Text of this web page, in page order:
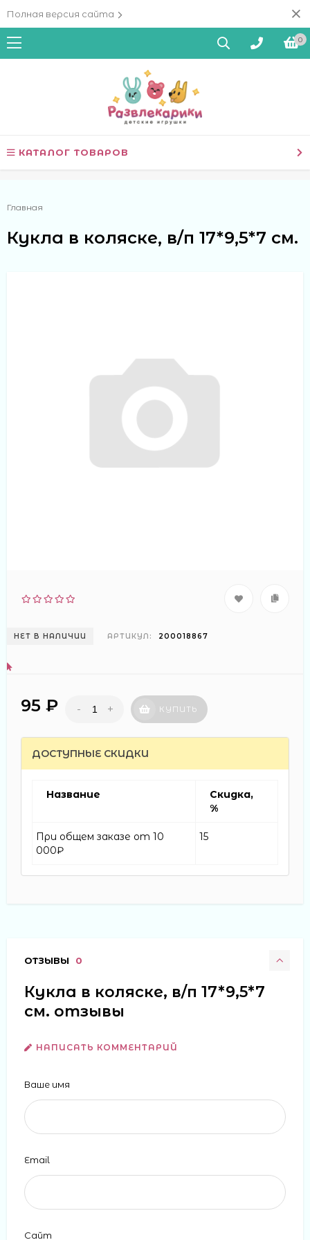
Полная версия сайта
0
КАТАЛОГ ТОВАРОВ
Главная
Кукла в коляске, в/п 17*9,5*7 см.
НЕТ В НАЛИЧИИ АРТИКУЛ: 200018867
95 ₽ - + КУПИТЬ
ДОСТУПНЫЕ СКИДКИ
Название
Скидка,
%
При общем заказе от 10
000₽
15
ОТЗЫВЫ 0
Кукла в коляске, в/п 17*9,5*7
см. отзывы
НАПИСАТЬ КОММЕНТАРИЙ
Ваше имя
Email
Сайт